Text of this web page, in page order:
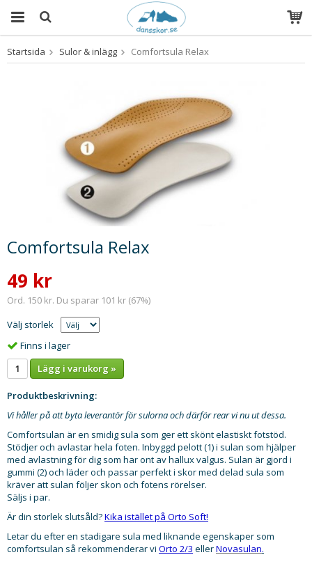
Produkten har blivit tillagd i varukorgen
Startsida Sulor & inlägg Comfortsula Relax
Comfortsula Relax
49 kr
Ord. 150 kr. Du sparar 101 kr (67%)
Välj storlek
Finns i lager
Lägg i varukorg »
Produktbeskrivning:
Vi håller på att byta leverantör för sulorna och därför rear vi nu ut dessa.
Comfortsulan är en smidig sula som ger ett skönt elastiskt fotstöd.
Stödjer och avlastar hela foten. Inbyggd pelott (1) i sulan som hjälper
med avlastning för dig som har ont av hallux valgus. Sulan är gjord i
gummi (2) och läder och passar perfekt i skor med delad sula som
kräver att sulan följer skon och fotens rörelser.
Säljs i par.
Är din storlek slutsåld?Kika istället på Orto Soft!
Letar du efter en stadigare sula med liknande egenskaper som
comfortsulan så rekommenderar vi Orto 2/3 ellerNovasulan.